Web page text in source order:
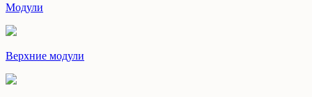
Модули
Верхние модули